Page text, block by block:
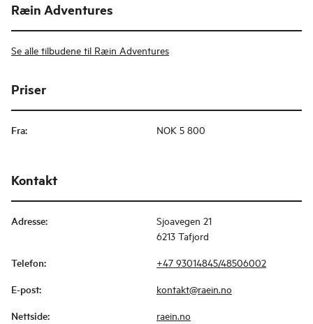
Ræin Adventures
Se alle tilbudene til Ræin Adventures
Priser
Fra: NOK 5 800
Kontakt
Adresse:
Sjoavegen 21
6213 Tafjord
Telefon: +47 93014845/48506002
E-post: kontakt@raein.no
Nettside: raein.no